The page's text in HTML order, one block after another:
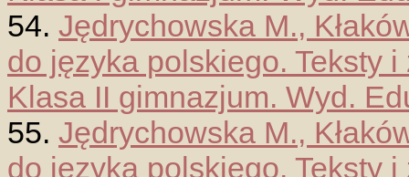
54. Jędrychowska M.,
do języka polskiego. Teksty
Klasa II gimnazjum. Wyd.
55. Jędrychowska M.,
do języka polskiego. Teksty